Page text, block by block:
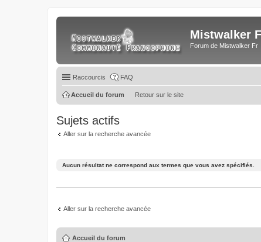
Mistwalker
Forum de Mistwalker Fr
Raccourcis FAQ
Retour sur le site
Accueil du forum
Sujets actifs
Aller sur la recherche avancée
Aucun résultat ne correspond aux termes que vous avez spécifiés.
Aller sur la recherche avancée
Accueil du forum